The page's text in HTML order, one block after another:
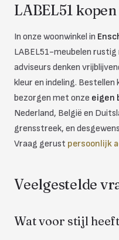
LABEL51
In onze woonwinkel in
LABEL51-meubelen rustig
adviseurs denken
kleur en indeling. Bestellen
bezorgen met onze eigen
Nederland, België en
grensstreek, en
Vraag gerust persoonlijk
Veelgestelde
Wat voor stijl heeft